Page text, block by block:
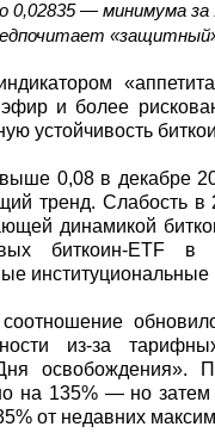
0,02835 — минимума
эфир и более
устойчивость
0,08 в декабре
тренд. Слабость
динамикой
биткоин‑ETF
институциональные
из‑за
освобождения».
на 135% — но затем
от недавних